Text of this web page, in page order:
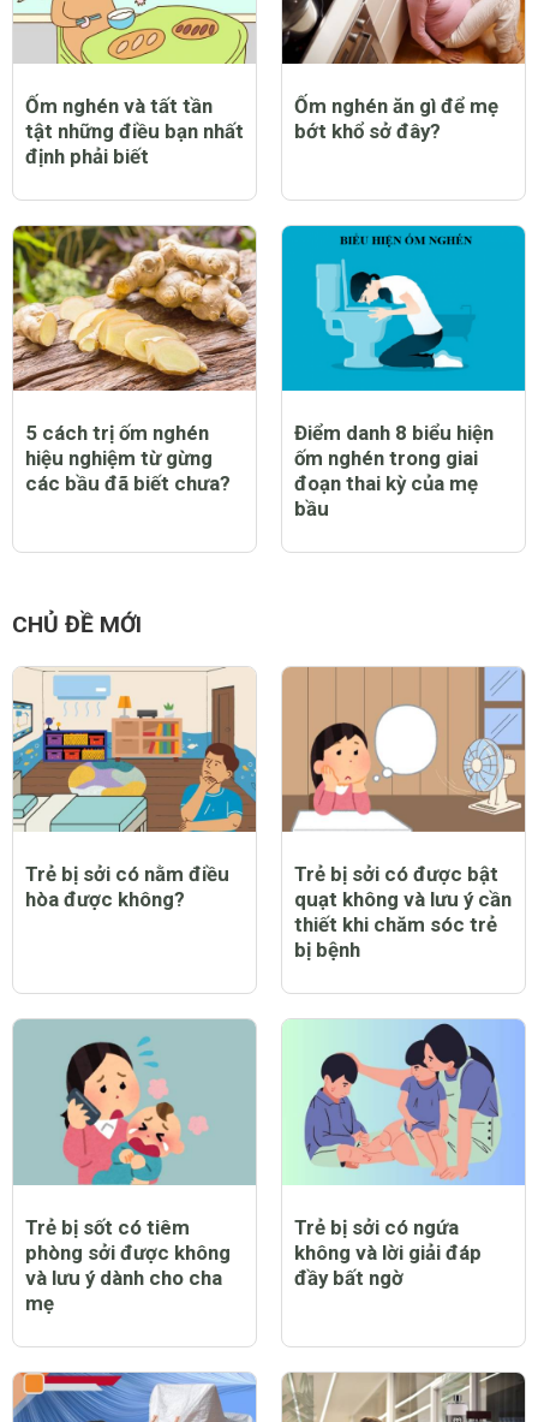
Ốm nghén và tất tần
tật những điều bạn nhất
định phải biết
Ốm nghén ăn gì để mẹ
bớt khổ sở đây?
5 cách trị ốm nghén
hiệu nghiệm từ gừng
các bầu đã biết chưa?
Điểm danh 8 biểu hiện
ốm nghén trong giai
đoạn thai kỳ của mẹ
bầu
CHỦ ĐỀ MỚI
Trẻ bị sởi có nằm điều
hòa được không?
Trẻ bị sởi có được bật
quạt không và lưu ý cần
thiết khi chăm sóc trẻ
bị bệnh
Trẻ bị sốt có tiêm
phòng sởi được không
và lưu ý dành cho cha
mẹ
Trẻ bị sởi có ngứa
không và lời giải đáp
đầy bất ngờ